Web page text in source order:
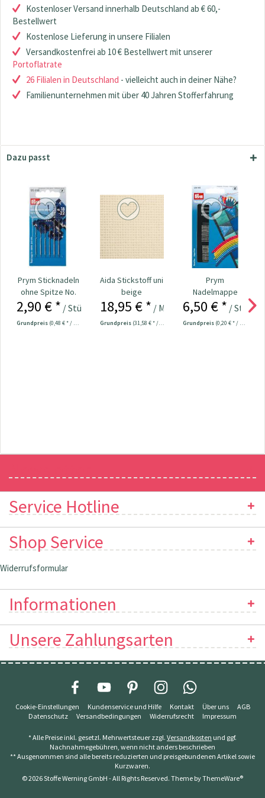
Kostenloser Versand innerhalb Deutschland ab € 60,-
Bestellwert
Kostenlose Lieferung in unsere Filialen
Versandkostenfrei ab 10 € Bestellwert mit unserer
Portoflatrate
26 Filialen in Deutschland - vielleicht auch in deiner Nähe?
Familienunternehmen mit über 40 Jahren Stofferfahrung
Dazu passt
Prym Sticknadeln
ohne Spitze No.
18-22 Nr. 125559
2,90 € * / Stück
Grundpreis (0,48 € * / 1 Stück)
Aida Stickstoff uni
beige
18,95 € * / Meter
Grundpreis (31,58 € * / 1 m²)
Prym
Nadelmappe
Hobby Nr. 128185
6,50 € * / Stück
Grundpreis (0,20 € * / 1 Stück)
Service Hotline
Shop Service
Widerrufsformular
Informationen
Unsere Zahlungsarten
Cookie-Einstellungen Kundenservice und Hilfe Kontakt Über uns
AGB
Datenschutz
Versandbedingungen Widerrufsrecht Impressum
* Alle Preise inkl. gesetzl. Mehrwertsteuer zzgl. Versandkosten und ggf.
Nachnahmegebühren, wenn nicht anders beschrieben
** Ausgenommen sind alle bereits reduzierten und preisgebundenen Artikel sowie
Kurzwaren.
© 2026 Stoffe Werning GmbH - All Rights Reserved. Theme byThemeWare®